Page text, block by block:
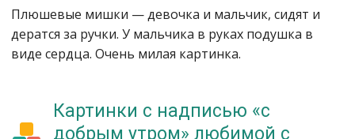
Плюшевые мишки — девочка и мальчик, сидят и
дератся за ручки. У мальчика в руках подушка в
виде сердца. Очень милая картинка.
Картинки с надписью «с
добрым утром» любимой с